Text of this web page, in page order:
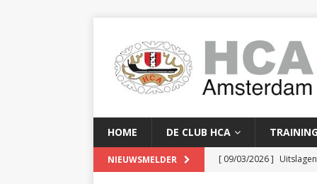
HOME DE CLUB HCA
NIEUWSMELDER [ 09/03/2026 ]